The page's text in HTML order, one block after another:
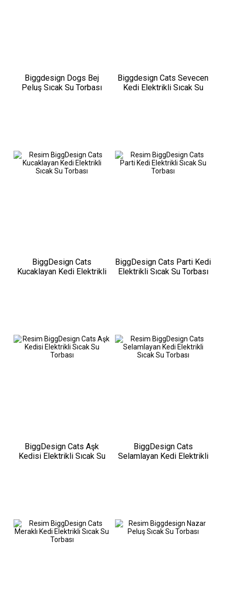
Biggdesign Dogs Bej
Peluş Sıcak Su Torbası
Biggdesign Cats Sevecen
Kedi Elektrikli Sıcak Su
BiggDesign Cats
Kucaklayan Kedi Elektrikli
BiggDesign Cats Parti Kedi
Elektrikli Sıcak Su Torbası
BiggDesign Cats Aşk
Kedisi Elektrikli Sıcak Su
BiggDesign Cats
Selamlayan Kedi Elektrikli